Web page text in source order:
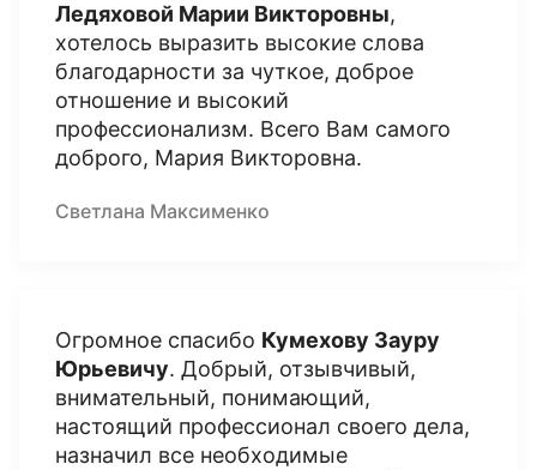
Ледяховой Марии Викторовны,
хотелось выразить высокие слова
благодарности за чуткое, доброе
отношение и высокий
профессионализм. Всего Вам самого
доброго, Мария Викторовна.
Светлана Максименко
Огромное спасибо Кумехову Зауру
Юрьевичу. Добрый, отзывчивый,
внимательный, понимающий,
настоящий профессионал своего дела,
назначил все необходимые